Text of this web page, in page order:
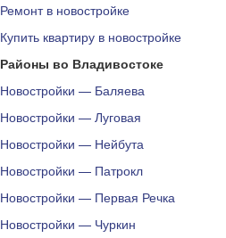
Ремонт в новостройке
Купить квартиру в новостройке
Районы во Владивостоке
Новостройки — Баляева
Новостройки — Луговая
Новостройки — Нейбута
Новостройки — Патрокл
Новостройки — Первая Речка
Новостройки — Чуркин